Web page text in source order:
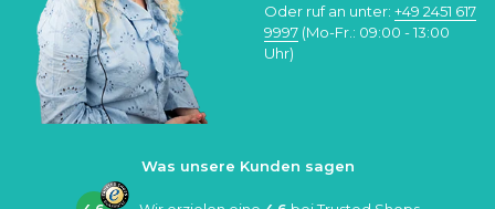
Oder ruf an unter: +49 2451 617
9997 (Mo-Fr.: 09:00 - 13:00
Uhr)
Was unsere Kunden sagen